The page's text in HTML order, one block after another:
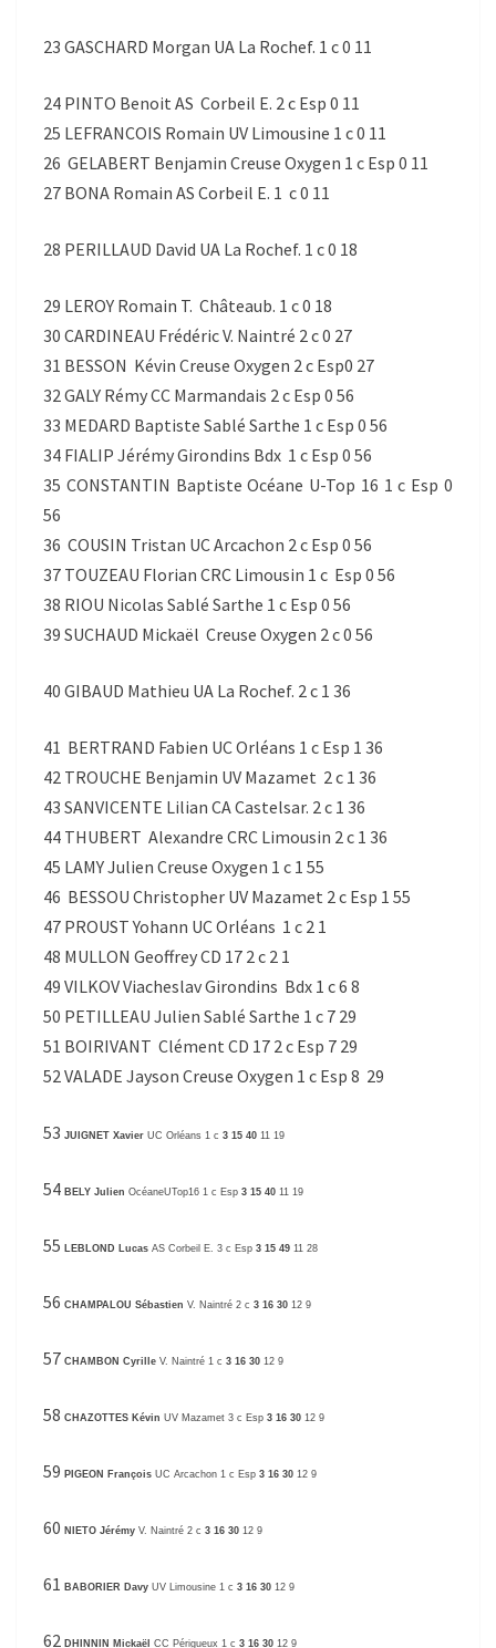
23 GASCHARD Morgan UA La Rochef. 1 c 0 11
24 PINTO Benoit AS Corbeil E. 2 c Esp 0 11
25 LEFRANCOIS Romain UV Limousine 1 c 0 11
26 GELABERT Benjamin Creuse Oxygen 1 c Esp 0 11
27 BONA Romain AS Corbeil E. 1 c 0 11
28 PERILLAUD David UA La Rochef. 1 c 0 18
29 LEROY Romain T. Châteaub. 1 c 0 18
30 CARDINEAU Frédéric V. Naintré 2 c 0 27
31 BESSON Kévin Creuse Oxygen 2 c Esp0 27
32 GALY Rémy CC Marmandais 2 c Esp 0 56
33 MEDARD Baptiste Sablé Sarthe 1 c Esp 0 56
34 FIALIP Jérémy Girondins Bdx 1 c Esp 0 56
35 CONSTANTIN Baptiste Océane U-Top 16 1 c Esp 0
56
36 COUSIN Tristan UC Arcachon 2 c Esp 0 56
37 TOUZEAU Florian CRC Limousin 1 c Esp 0 56
38 RIOU Nicolas Sablé Sarthe 1 c Esp 0 56
39 SUCHAUD Mickaël Creuse Oxygen 2 c 0 56
40 GIBAUD Mathieu UA La Rochef. 2 c 1 36
41 BERTRAND Fabien UC Orléans 1 c Esp 1 36
42 TROUCHE Benjamin UV Mazamet 2 c 1 36
43 SANVICENTE Lilian CA Castelsar. 2 c 1 36
44 THUBERT Alexandre CRC Limousin 2 c 1 36
45 LAMY Julien Creuse Oxygen 1 c 1 55
46 BESSOU Christopher UV Mazamet 2 c Esp 1 55
47 PROUST Yohann UC Orléans 1 c 2 1
48 MULLON Geoffrey CD 17 2 c 2 1
49 VILKOV Viacheslav Girondins Bdx 1 c 6 8
50 PETILLEAU Julien Sablé Sarthe 1 c 7 29
51 BOIRIVANT Clément CD 17 2 c Esp 7 29
52 VALADE Jayson Creuse Oxygen 1 c Esp 8 29
53 JUIGNET Xavier UC Orléans 1 c 3 15 40 11 19
54 BELY Julien OcéaneUTop16 1 c Esp 3 15 40 11 19
55 LEBLOND Lucas AS Corbeil E. 3 c Esp 3 15 49 11 28
56 CHAMPALOU Sébastien V. Naintré 2 c 3 16 30 12 9
57 CHAMBON Cyrille V. Naintré 1 c 3 16 30 12 9
58 CHAZOTTES Kévin UV Mazamet 3 c Esp 3 16 30 12 9
59 PIGEON François UC Arcachon 1 c Esp 3 16 30 12 9
60 NIETO Jérémy V. Naintré 2 c 3 16 30 12 9
61 BABORIER Davy UV Limousine 1 c 3 16 30 12 9
62 DHINNIN Mickaël CC Périgueux 1 c 3 16 30 12 9